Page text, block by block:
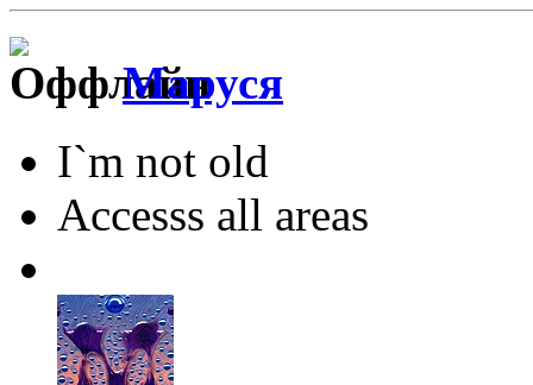
Маруся
I`m not old
Accesss all areas